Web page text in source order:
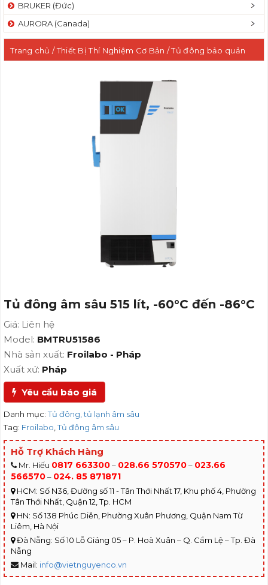
BRUKER (Đức)
AURORA (Canada)
Trang chủ /Thiết Bị Thí Nghiệm Cơ Bản /Tủ đông bảo quản
Tủ đông âm sâu 515 lít, -60°C đến -86°C
Giá: Liên hệ
Model: BMTRU51586
Nhà sản xuất: Froilabo - Pháp
Xuất xứ: Pháp
Yêu cầu báo giá
Danh mục:Tủ đông, tủ lạnh âm sâu
Tag: Froilabo ,Tủ đông âm sâu
Hỗ Trợ Khách Hàng
Mr. Hiếu 0817 663300– 028.66 570570– 023.66
566570– 024. 85 871871
HCM: Số N36, Đường số 11 - Tân Thới Nhất 17, Khu phố 4, Phường
Tân Thới Nhất, Quận 12, Tp. HCM
HN: Số 138 Phúc Diễn, Phường Xuân Phương, Quận Nam Từ
Liêm, Hà Nội
Đà Nẵng: Số 10 Lỗ Giáng 05 – P. Hoà Xuân – Q. Cẩm Lệ – Tp. Đà
Nẵng
Mail: info@vietnguyenco.vn